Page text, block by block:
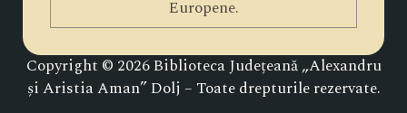
Europene.
Copyright © 2026 Biblioteca Județeană „Alexandru
și Aristia Aman” Dolj – Toate drepturile rezervate.